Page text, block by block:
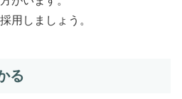
用しましょう。
る